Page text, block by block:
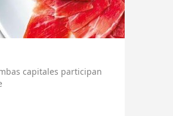
capitales participan